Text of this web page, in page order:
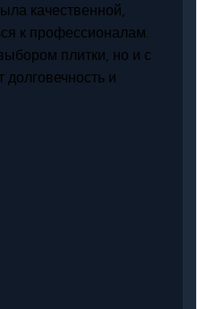
качественной,
к профессионалам.
плитки, но и с
долговечность и